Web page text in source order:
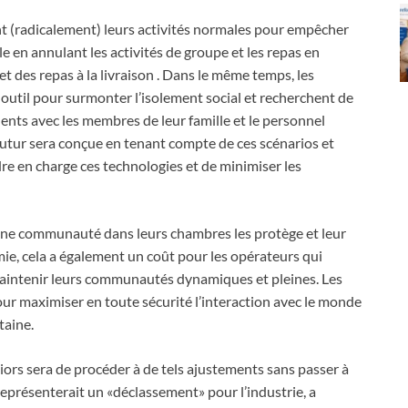
(radicalement) leurs activités normales pour empêcher
annulant les activités de groupe et les repas en
repas à la livraison . Dans le même temps, les
pour surmonter l’isolement social et recherchent de
avec les membres de leur famille et le personnel
sera conçue en tenant compte de ces scénarios et
en charge ces technologies et de minimiser les
communauté dans leurs chambres les protège et leur
cela a également un coût pour les opérateurs qui
leurs communautés dynamiques et pleines. Les
maximiser en toute sécurité l’interaction avec le monde
sera de procéder à de tels ajustements sans passer à
un «déclassement» pour l’industrie, a